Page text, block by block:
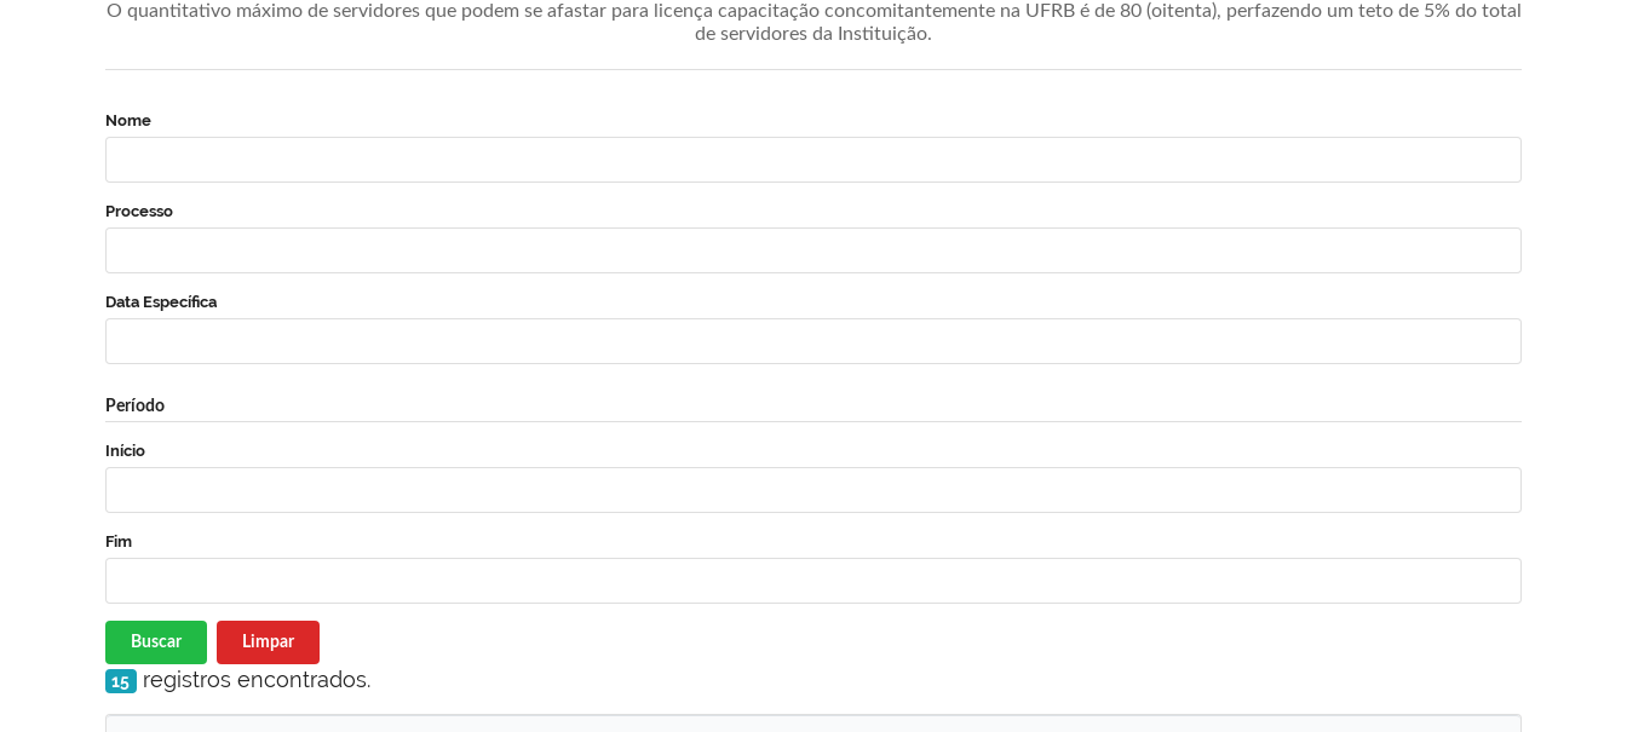
O quantitativo máximo de servidores que podem se afastar para licença capacitação concomitantemente na UFRB é de 80 (oitenta), perfazendo um teto de 5% do total
de servidores da Instituição.
Nome
Processo
Data Específica
Período
Início
Fim
Buscar Limpar
15 registros encontrados.